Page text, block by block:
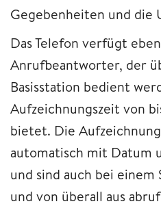
Gegebenheiten und die
Das Telefon verfügt
Anrufbeantworter, der
Basisstation bedient
Aufzeichnungszeit von
bietet. Die
automatisch mit Datum
und sind auch bei
und von überall aus